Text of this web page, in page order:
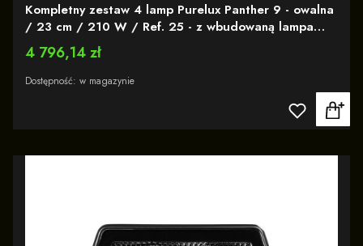
Kompletny zestaw 4 lamp Purelux Panther 9 - owalna
/ 23 cm / 210 W / Ref. 25 - z wbudowaną lampa
ostrzegawczą R65
Cena
4 796,14 zł
Dostępność: w magazynie